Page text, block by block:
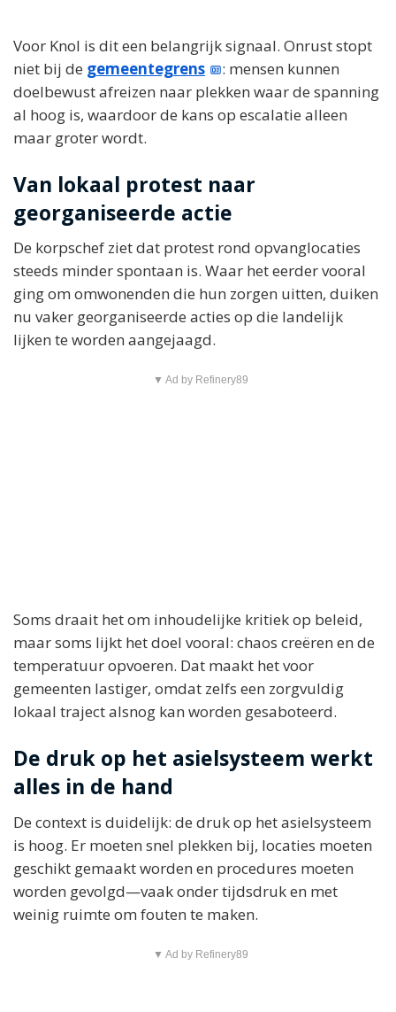
Voor Knol is dit een belangrijk signaal. Onrust stopt
niet bij de gemeentegrens
: mensen kunnen
doelbewust afreizen naar plekken waar de spanning
al hoog is, waardoor de kans op escalatie alleen
maar groter wordt.
Van lokaal protest naar
georganiseerde actie
De korpschef ziet dat protest rond opvanglocaties
steeds minder spontaan is. Waar het eerder vooral
ging om omwonenden die hun zorgen uitten, duiken
nu vaker georganiseerde acties op die landelijk
lijken te worden aangejaagd.
▼ Ad by Refinery89
Soms draait het om inhoudelijke kritiek op beleid,
maar soms lijkt het doel vooral: chaos creëren en de
temperatuur opvoeren. Dat maakt het voor
gemeenten lastiger, omdat zelfs een zorgvuldig
lokaal traject alsnog kan worden gesaboteerd.
De druk op het asielsysteem werkt
alles in de hand
De context is duidelijk: de druk op het asielsysteem
is hoog. Er moeten snel plekken bij, locaties moeten
geschikt gemaakt worden en procedures moeten
worden gevolgd—vaak onder tijdsdruk en met
weinig ruimte om fouten te maken.
▼ Ad by Refinery89